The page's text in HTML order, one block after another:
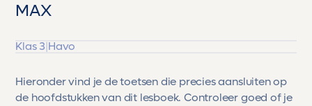
MAX
Klas 3|Havo
Hieronder vind je de toetsen die precies aansluiten op
de hoofdstukken van dit lesboek. Controleer goed of je